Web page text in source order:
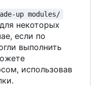
up modules/
некоторых
если по
выполнить
использовав